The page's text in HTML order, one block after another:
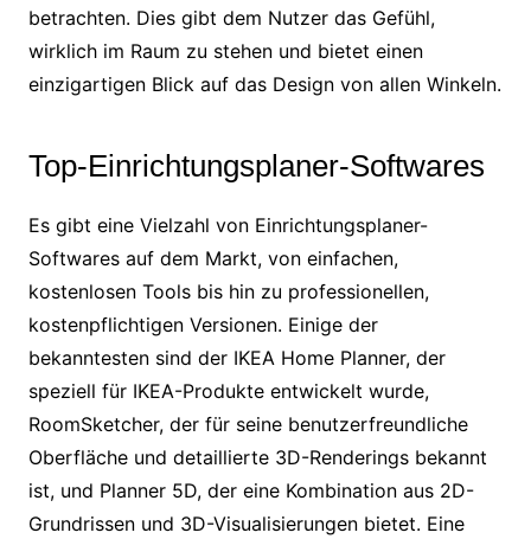
betrachten. Dies gibt dem Nutzer das Gefühl,
wirklich im Raum zu stehen und bietet einen
einzigartigen Blick auf das Design von allen Winkeln.
Top-Einrichtungsplaner-Softwares
Es gibt eine Vielzahl von Einrichtungsplaner-
Softwares auf dem Markt, von einfachen,
kostenlosen Tools bis hin zu professionellen,
kostenpflichtigen Versionen. Einige der
bekanntesten sind der IKEA Home Planner, der
speziell für IKEA-Produkte entwickelt wurde,
RoomSketcher, der für seine benutzerfreundliche
Oberfläche und detaillierte 3D-Renderings bekannt
ist, und Planner 5D, der eine Kombination aus 2D-
Grundrissen und 3D-Visualisierungen bietet. Eine